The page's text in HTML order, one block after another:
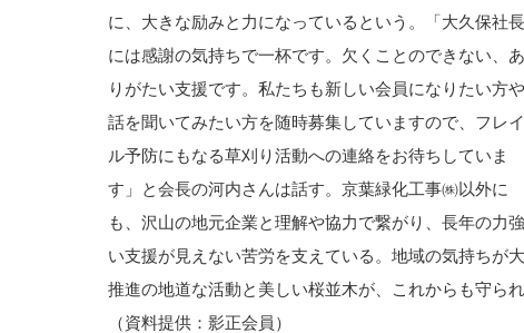
に、大きな励みと力になっているという。「大久保社長
には感謝の気持ちで一杯です。欠くことのできない、あ
りがたい支援です。私たちも新しい会員になりたい方や
話を聞いてみたい方を随時募集していますので、フレイ
ル予防にもなる草刈り活動への連絡をお待ちしていま
す」と会長の河内さんは話す。京葉緑化工事㈱以外に
も、沢山の地元企業と理解や協力で繋がり、長年の力強
い支援が見えない苦労を支えている。地域の気持ちが
推進の地道な活動と美しい桜並木が、これからも守ら
（資料提供：影正会員）